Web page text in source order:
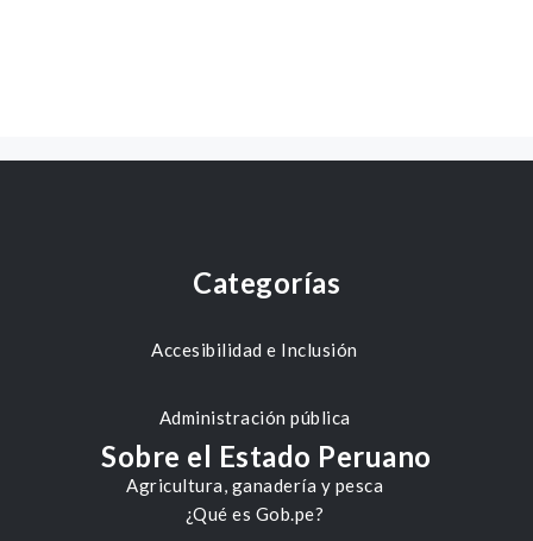
Categorías
Accesibilidad e Inclusión
Administración pública
Agricultura, ganadería y pesca
Sobre el Estado Peruano
¿Qué es Gob.pe?